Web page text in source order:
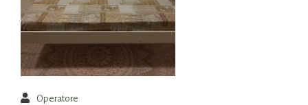
Operatore